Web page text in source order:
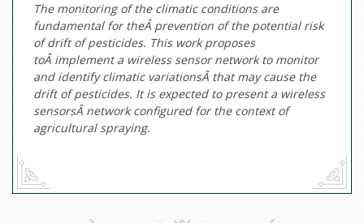
The monitoring of the climatic conditions are
fundamental for theÂ prevention of the potential risk
of drift of pesticides. This work proposes
toÂ implement a wireless sensor network to monitor
and identify climatic variationsÂ that may cause the
drift of pesticides. It is expected to present a wireless
sensorsÂ network configured for the context of
agricultural spraying.